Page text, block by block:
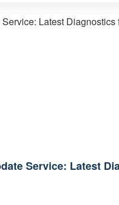
Service: Latest